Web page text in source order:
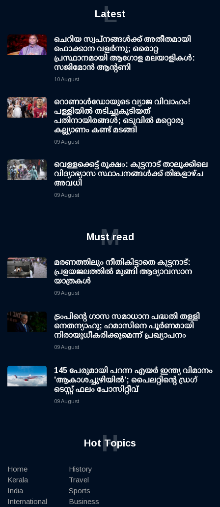
Latest
L
ചെറിയ സ്വപ്നങ്ങൾക്ക് അതീതമായി
ഫൊക്കാന വളർന്നു; ഒരൊറ്റ
പ്രസ്ഥാനമായി ആഗോള മലയാളികൾ:
സജിമോൻ ആന്റണി
10 August
റൊണാള്‍ഡോയുടെ വ്യാജ വിവാഹം!
പള്ളിയില്‍ തടിച്ചുകൂടിയത്
പതിനായിരങ്ങള്‍; ഒടുവില്‍ മറ്റൊരു
കല്ല്യാണം കണ്ട് മടങ്ങി
09 August
വെള്ളക്കെട്ട് രൂക്ഷം: കുട്ടനാട് താലൂക്കിലെ
വിദ്യാഭ്യാസ സ്ഥാപനങ്ങള്‍ക്ക് തിങ്കളാഴ്ച
അവധി
09 August
Must read
M
മരണത്തിലും നീതികിട്ടാതെ കുട്ടനാട്:
പ്രളയജലത്തില്‍ മുങ്ങി ആദ്യാവസാന
യാത്രകള്‍
09 August
ട്രംപിന്റെ ഗാസ സമാധാന പദ്ധതി തള്ളി
നെതന്യാഹു; ഹമാസിനെ പൂര്‍ണമായി
നിരായുധീകരിക്കുമെന്ന് പ്രഖ്യാപനം
09 August
145 പേരുമായി പറന്ന എയര്‍ ഇന്ത്യ വിമാനം
'ആകാശച്ചുഴിയില്‍'; പൈലറ്റിന്റെ ഡ്രഗ്
ടെസ്റ്റ് ഫലം പോസിറ്റീവ്
09 August
Hot Topics
H
Home
Kerala
India
International
History
Travel
Sports
Business